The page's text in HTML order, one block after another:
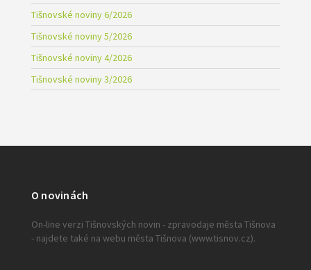
Tišnovské noviny 6/2026
Tišnovské noviny 5/2026
Tišnovské noviny 4/2026
Tišnovské noviny 3/2026
O novinách
On-line verzi Tišnovských novin - zpravodaje města Tišnova
- najdete také na webu města Tišnova (www.tisnov.cz).